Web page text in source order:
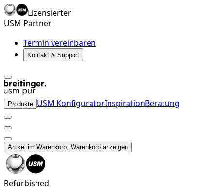
Lizensierter
USM Partner
Termin vereinbaren
Kontakt & Support
Produkte USM KonfiguratorInspirationBeratung
Artikel im Warenkorb, Warenkorb anzeigen
Refurbished